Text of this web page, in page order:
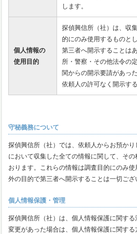
します。
個人情報の
使用目的
探偵興信所（社）は、収
的にのみ使用するものと
第三者へ開示することは
所・警察・その他法令の
関からの開示要請があっ
依頼人の許可なく開示す
守秘義務について
探偵興信所（社）では、依頼人からお預か
において収集した全ての情報に関して、そ
おります。これらの情報は調査目的にのみ
外の目的で第三者へ開示することは一切ござ
個人情報保護・管理
探偵興信所（社）は、個人情報保護に関す
変更があった場合は、個人情報保護に関す